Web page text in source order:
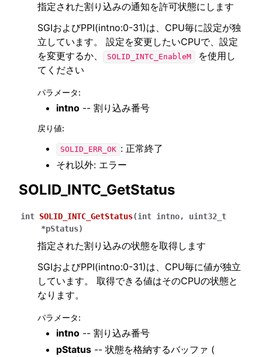
指定された割り込みの通知を許可状態にします
SGIおよびPPI(intno:0-31)は、CPU毎に設定が独
立しています。 設定を変更したいCPUで、設定
を変更するか、
SOLID_INTC_EnableM
を使用し
てください
パラメータ:
intno -- 割り込み番号
戻り値:
SOLID_ERR_OK : 正常終了
それ以外: エラー
SOLID_INTC_GetStatus
int SOLID_INTC_GetStatus(int intno, uint32_t
*pStatus)
指定された割り込みの状態を取得します
SGIおよびPPI(intno:0-31)は、CPU毎に値が独立
しています。 取得できる値はそのCPUの状態と
なります。
パラメータ:
intno -- 割り込み番号
pStatus -- 状態を格納するバッファ (